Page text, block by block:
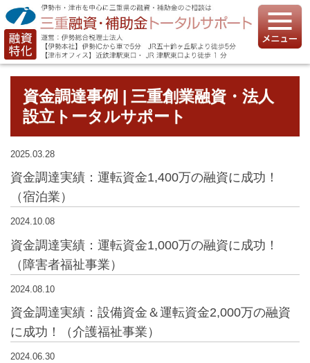
資金調達事例 | 三重創業融資・法人
設立トータルサポート
2025.03.28
資金調達実績：運転資金1,400万の融資に成功！
（宿泊業）
2024.10.08
資金調達実績：運転資金1,000万の融資に成功！
（障害者福祉事業）
2024.08.10
資金調達実績：設備資金＆運転資金2,000万の融資
に成功！（介護福祉事業）
2024.06.30